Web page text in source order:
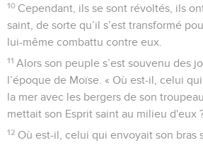
10 Cependant, ils se sont révoltés, ils
saint, de sorte qu’il s’est transformé
lui-même combattu contre eux.
11 Alors son peuple s’est souvenu des
l’époque de Moïse. « Où est-il, celui
la mer avec les bergers de son
mettait son Esprit saint au milieu d'eux
12 Où est-il, celui qui envoyait son bras